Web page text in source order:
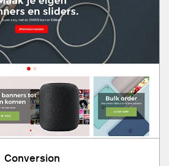
Conversion